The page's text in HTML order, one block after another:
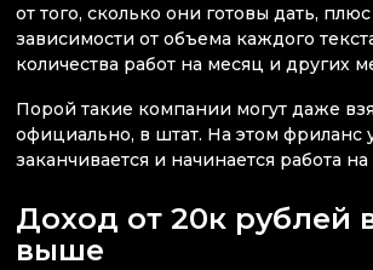
от того, сколько они готовы дать,
зависимости от объема каждого
количества работ на месяц и других
Порой такие компании могут даже
официально, в штат. На этом фриланс
заканчивается и начинается работа
Доход от 20к рублей
выше